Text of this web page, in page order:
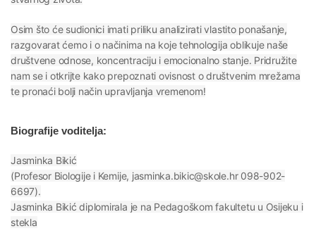
Osim što će sudionici imati priliku analizirati vlastito ponašanje,
razgovarat ćemo i o načinima na koje tehnologija oblikuje naše
društvene odnose, koncentraciju i emocionalno stanje. Pridružite
nam se i otkrijte kako prepoznati ovisnost o društvenim mrežama
te pronaći bolji način upravljanja vremenom!
Biografije voditelja:
Jasminka Bikić
(Profesor Biologije i Kemije, jasminka.bikic@skole.hr 098-902-
6697).
Jasminka Bikić diplomirala je na Pedagoškom fakultetu u Osijeku i
stekla